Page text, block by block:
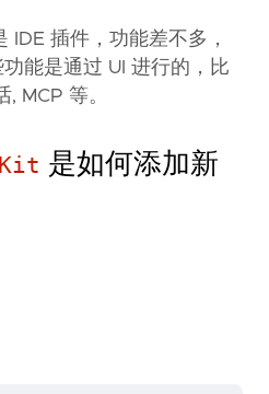
IDE 插件，功能差不多，
能是通过 UI 进行的，比
MCP 等。
是如何添加新